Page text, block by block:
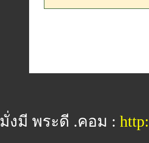
มั่งมี พระดี .คอม :